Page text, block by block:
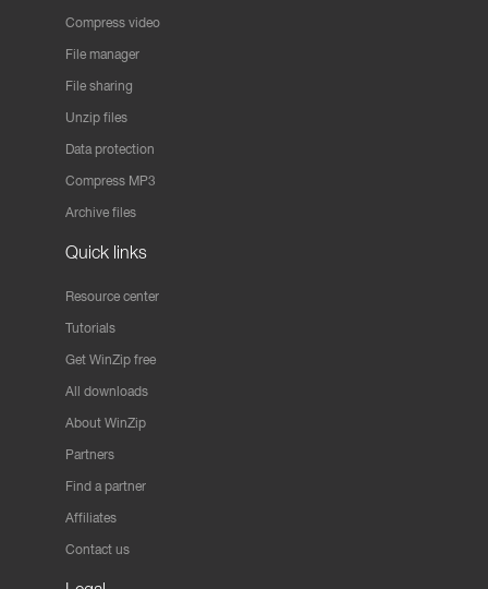
Compress video
File manager
File sharing
Unzip files
Data protection
Compress MP3
Archive files
Quick links
Resource center
Tutorials
Get WinZip free
All downloads
About WinZip
Partners
Find a partner
Affiliates
Contact us